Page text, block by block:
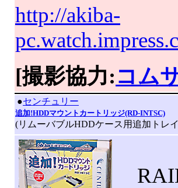
http://akiba-
[撮影協力:コム
●センチュリー
追加!HDDマウントカートリッジ(RD-INTSC)
(リムーバブルHDDケース用追加トレ